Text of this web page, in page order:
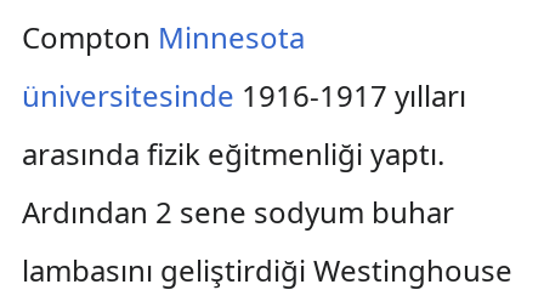
Compton Minnesota
üniversitesinde 1916-1917 yılları
arasında fizik eğitmenliği yaptı.
Ardından 2 sene sodyum buhar
lambasını geliştirdiği Westinghouse